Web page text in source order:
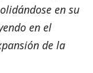
en su
en el
de la